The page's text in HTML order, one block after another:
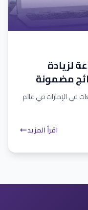
لزيادة
مضمونة
في الإمارات في عالم
اقرأ المزيد